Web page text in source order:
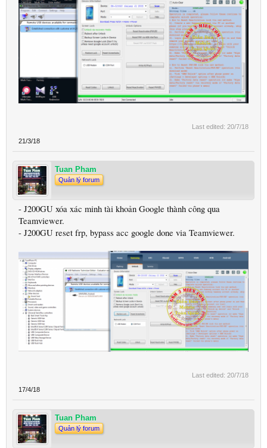
Last edited: 20/7/18
21/3/18
Tuan Pham
Quản lý forum
- J200GU xóa xác minh tài khoản Google thành công qua
Teamviewer.
- J200GU reset frp, bypass acc google done via Teamviewer.
Last edited: 20/7/18
17/4/18
Tuan Pham
Quản lý forum